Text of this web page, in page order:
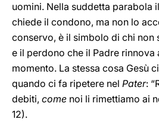
uomini. Nella suddetta parabola
chiede il condono, ma non lo
conservo, è il simbolo di chi non
e il perdono che il Padre rinnova
momento. La stessa cosa Gesù
quando ci fa ripetere nel Pater:
debiti, come noi li rimettiamo ai
12).